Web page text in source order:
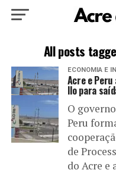
HOME POLÍTICA
EDUCAÇÃO
All posts
ECONOMIA E
Acre e Peru
Ilo para
O
Peru
de
do Acre e